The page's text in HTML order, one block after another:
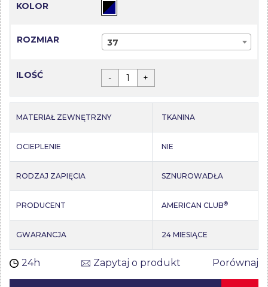
KOLOR
ROZMIAR 37
ILOŚĆ - +
MATERIAŁ ZEWNĘTRZNY TKANINA
OCIEPLENIE NIE
RODZAJ ZAPIĘCIA SZNUROWADŁA
PRODUCENT AMERICAN CLUB®
GWARANCJA 24 MIESIĄCE
24h Zapytaj o produkt Porównaj